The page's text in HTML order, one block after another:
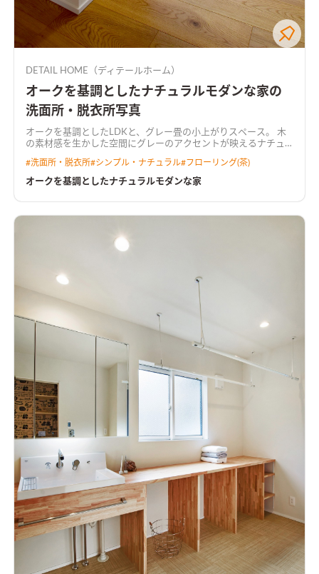
DETAIL HOME（ディテールホーム）
オークを基調としたナチュラルモダンな家の
洗面所・脱衣所写真
オークを基調としたLDKと、グレー畳の小上がりスペース。 木
の素材感を生かした空間にグレーのアクセントが映えるナチュ
#洗面所・脱衣所#シンプル・ナチュラル# フローリング(茶)
オークを基調としたナチュラルモダンな家